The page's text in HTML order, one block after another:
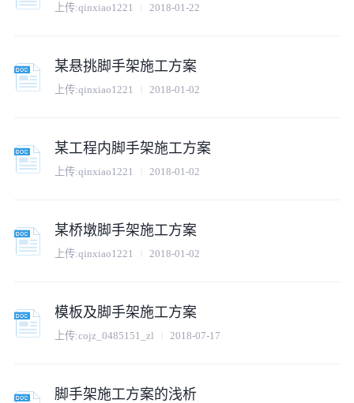
上传:qinxiao1221 2018-01-22
某悬挑脚手架施工方案
上传:qinxiao1221 2018-01-02
某工程内脚手架施工方案
上传:qinxiao1221 2018-01-02
某桥墩脚手架施工方案
上传:qinxiao1221 2018-01-02
模板及脚手架施工方案
上传:cojz_0485151_zl 2018-07-17
脚手架施工方案的浅析